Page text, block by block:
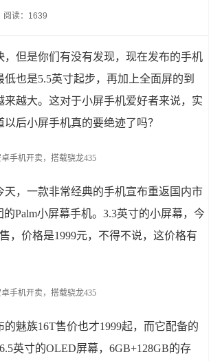
阅读：1639
，但是你们有没有发现，现在发布的手机
也是5.5英寸起步，再加上全面屏的到
来越大。这对于小屏手机爱好者来说，实
后小屏手机真的要绝迹了吗？
天，一款非常经典的手机宣布重返国内市
Palm小屏幕手机。3.3英寸的小屏幕，今
，价格是1999元，不得不说，这价格有
魅族16T售价也才1999起，而它配备的
英寸的OLED屏幕，6GB+128GB的存